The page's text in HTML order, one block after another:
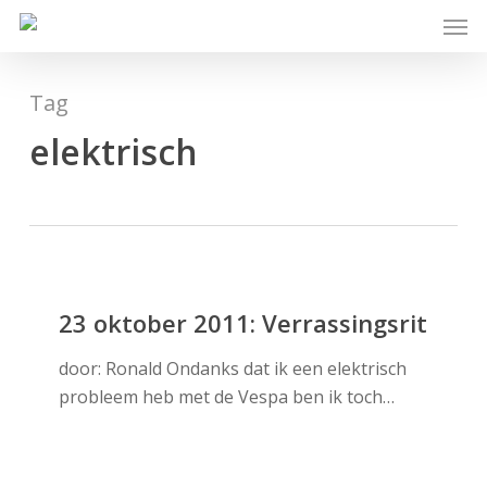
Skip
content
Tag
elektrisch
oktober
Verrassingsrit
23 oktober 2011: Verrassingsrit
door: Ronald Ondanks dat ik een elektrisch
probleem heb met de Vespa ben ik toch…